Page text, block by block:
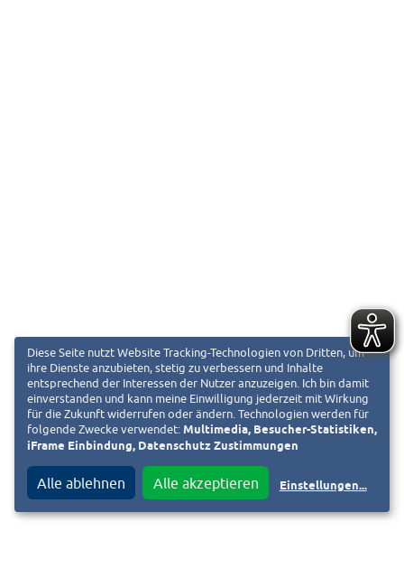
Diese Seite nutzt Website Tracking-Technologien von Dritten, um
ihre Dienste anzubieten, stetig zu verbessern und Inhalte
entsprechend der Interessen der Nutzer anzuzeigen. Ich bin damit
einverstanden und kann meine Einwilligung jederzeit mit Wirkung
für die Zukunft widerrufen oder ändern. Technologien werden für
folgende Zwecke verwendet: Multimedia, Besucher-Statistiken,
iFrame Einbindung, Datenschutz Zustimmungen
Alle ablehnen Alle akzeptieren Einstellungen...